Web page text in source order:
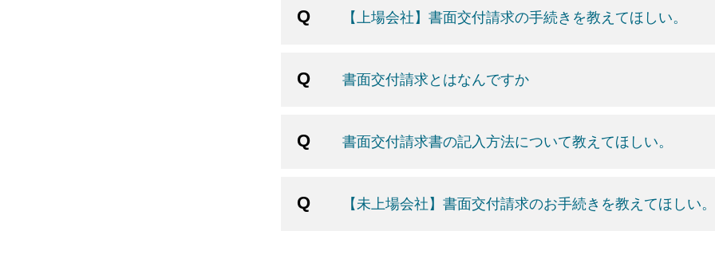
【上場会社】書面交付請求の手続きを教えてほしい。
書面交付請求とはなんですか
書面交付請求書の記入方法について教えてほしい。
【未上場会社】書面交付請求のお手続きを教えてほしい。